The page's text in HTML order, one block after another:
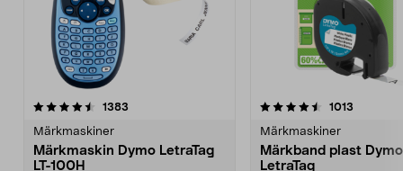
1383
Märkmaskiner
Märkmaskin Dymo LetraTag
LT-100H
4.5 av 5 stjärnor 1013
Märkmaskiner
Märkband plast Dymo
LetraTag
4.0 av 5 stjärnor